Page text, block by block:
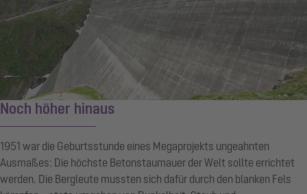
Noch höher hinaus
1951 war die Geburtsstunde eines Megaprojekts ungeahnten
Ausmaßes: Die höchste Betonstaumauer der Welt sollte errichtet
werden. Die Bergleute mussten sich dafür durch den blanken Fels